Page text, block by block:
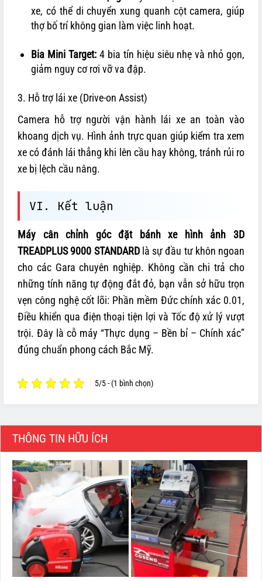
xe, có thể di chuyển xung quanh cột camera, giúp
thợ bố trí không gian làm việc linh hoạt.
Bia Mini Target: 4 bia tín hiệu siêu nhẹ và nhỏ gọn,
giảm nguy cơ rơi vỡ va đập.
3. Hỗ trợ lái xe (Drive-on Assist)
Camera hỗ trợ người vận hành lái xe an toàn vào
khoang dịch vụ. Hình ảnh trực quan giúp kiểm tra xem
xe có đánh lái thẳng khi lên cầu hay không, tránh rủi ro
xe bị lệch cầu nâng.
VI. Kết luận
Máy cân chỉnh góc đặt bánh xe hình ảnh 3D
TREADPLUS 9000 STANDARDlà sự đầu tư khôn ngoan
cho các Gara chuyên nghiệp. Không cần chi trả cho
những tính năng tự động đắt đỏ, bạn vẫn sở hữu trọn
vẹn công nghệ cốt lõi: Phần mềm Đức chính xác 0.01,
Điều khiển qua điện thoại tiện lợi và Tốc độ xử lý vượt
trội. Đây là cỗ máy “Thực dụng – Bền bỉ – Chính xác”
đúng chuẩn phong cách Bắc Mỹ.
5/5 - (1 bình chọn)
THÔNG TIN HỮU ÍCH